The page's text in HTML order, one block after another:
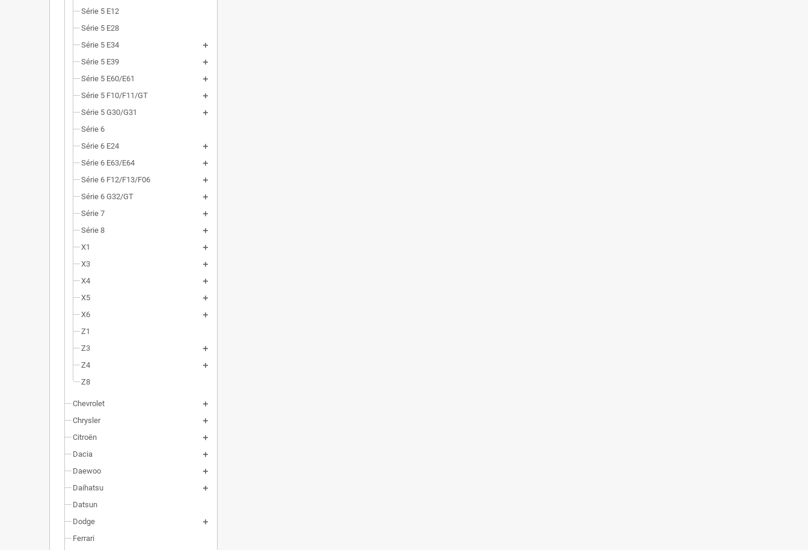
Série 5 E12
Série 5 E28
Série 5 E34
Série 5 E39
Série 5 E60/E61
Série 5 F10/F11/GT
Série 5 G30/G31
Série 6
Série 6 E24
Série 6 E63/E64
Série 6 F12/F13/F06
Série 6 G32/GT
Série 7
Série 8
X1
X3
X4
X5
X6
Z1
Z3
Z4
Z8
Chevrolet
Chrysler
Citroën
Dacia
Daewoo
Daihatsu
Datsun
Dodge
Ferrari